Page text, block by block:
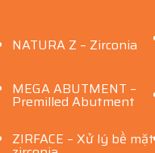
NATURA Z – Zirconia
MEGA ABUTMENT –
Premilled Abutment
ZIRFACE – Xử lý bề mặt